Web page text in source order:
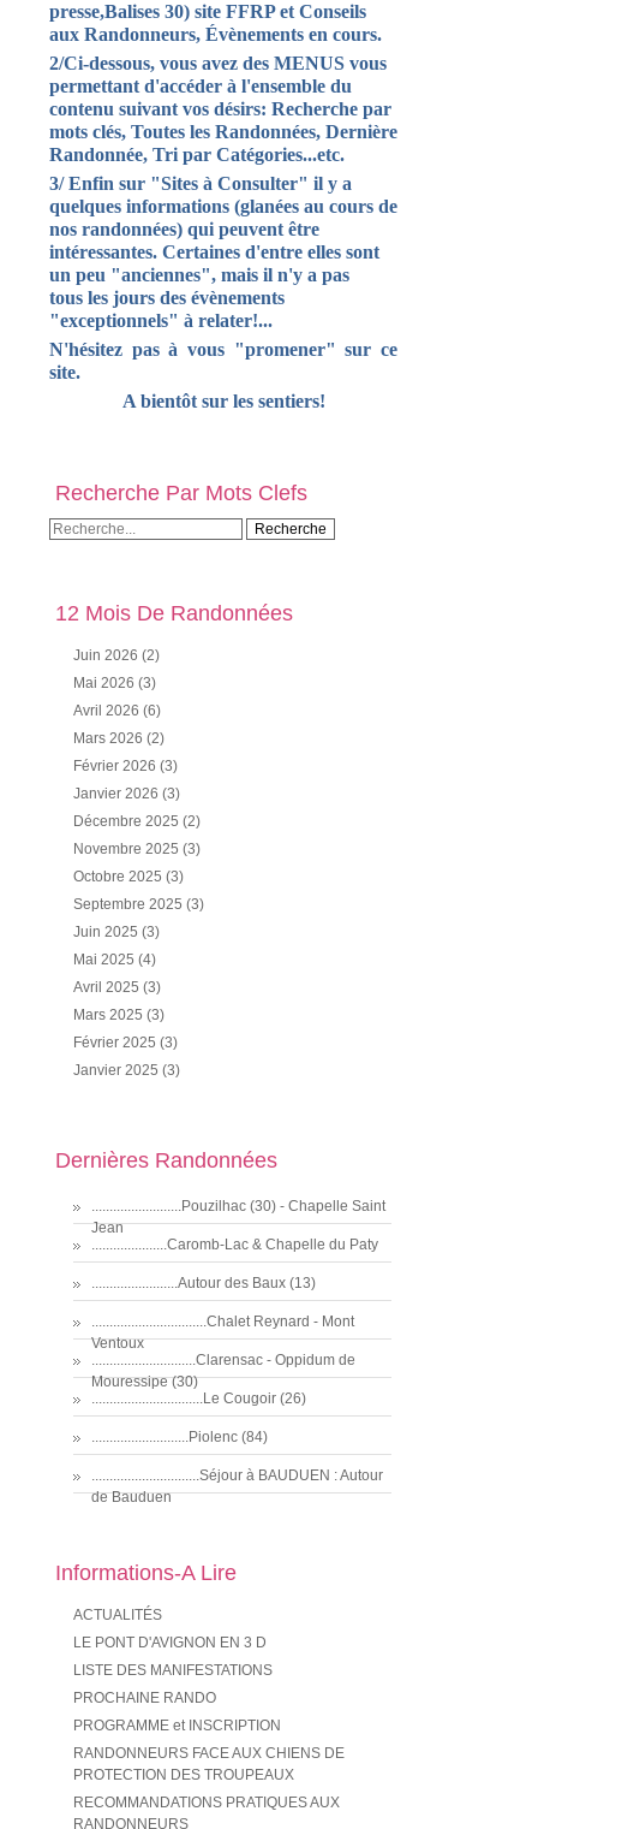
presse,Balises 30) site FFRP et Conseils
aux Randonneurs, Évènements en cours.
2/Ci-dessous, vous avez des MENUS vous
permettant d'accéder à l'ensemble du
contenu suivant vos désirs: Recherche par
mots clés, Toutes les Randonnées, Dernière
Randonnée, Tri par Catégories...etc.
3/ Enfin sur "Sites à Consulter" il y a
quelques informations (glanées au cours de
nos randonnées) qui peuvent être
intéressantes. Certaines d'entre elles sont
un peu "anciennes", mais il n'y a pas
tous les jours des évènements
"exceptionnels" à relater!...
N'hésitez pas à vous "promener" sur ce
site.
A bientôt sur les sentiers!
Recherche Par Mots Clefs
12 Mois De Randonnées
Juin 2026 (2)
Mai 2026 (3)
Avril 2026 (6)
Mars 2026 (2)
Février 2026 (3)
Janvier 2026 (3)
Décembre 2025 (2)
Novembre 2025 (3)
Octobre 2025 (3)
Septembre 2025 (3)
Juin 2025 (3)
Mai 2025 (4)
Avril 2025 (3)
Mars 2025 (3)
Février 2025 (3)
Janvier 2025 (3)
Dernières Randonnées
.........................Pouzilhac (30) - Chapelle Saint
Jean
.....................Caromb-Lac & Chapelle du Paty
........................Autour des Baux (13)
................................Chalet Reynard - Mont
Ventoux
.............................Clarensac - Oppidum de
Mouressipe (30)
...............................Le Cougoir (26)
...........................Piolenc (84)
..............................Séjour à BAUDUEN : Autour
de Bauduen
Informations-A Lire
ACTUALITÉS
LE PONT D'AVIGNON EN 3 D
LISTE DES MANIFESTATIONS
PROCHAINE RANDO
PROGRAMME et INSCRIPTION
RANDONNEURS FACE AUX CHIENS DE
PROTECTION DES TROUPEAUX
RECOMMANDATIONS PRATIQUES AUX
RANDONNEURS